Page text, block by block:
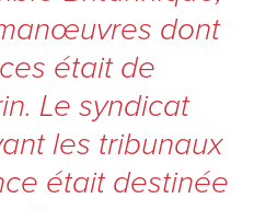
dont
était de
Le syndicat
les tribunaux
était destinée